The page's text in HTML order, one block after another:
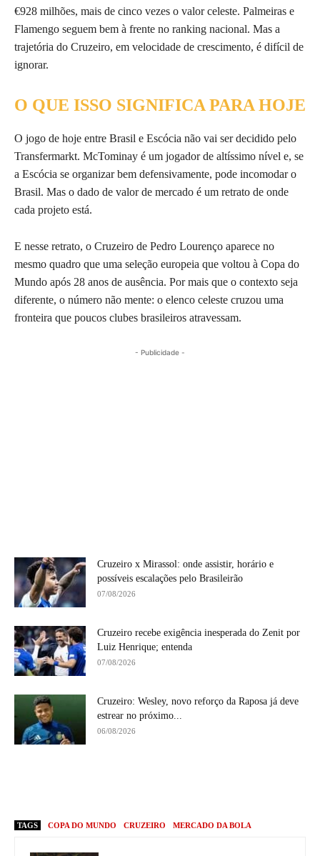
€928 milhões, mais de cinco vezes o valor celeste. Palmeiras e
Flamengo seguem bem à frente no ranking nacional. Mas a
trajetória do Cruzeiro, em velocidade de crescimento, é difícil de
ignorar.
O QUE ISSO SIGNIFICA PARA HOJE
O jogo de hoje entre Brasil e Escócia não vai ser decidido pelo
Transfermarkt. McTominay é um jogador de altíssimo nível e, se
a Escócia se organizar bem defensivamente, pode incomodar o
Brasil. Mas o dado de valor de mercado é um retrato de onde
cada projeto está.
E nesse retrato, o Cruzeiro de Pedro Lourenço aparece no
mesmo quadro que uma seleção europeia que voltou à Copa do
Mundo após 28 anos de ausência. Por mais que o contexto seja
diferente, o número não mente: o elenco celeste cruzou uma
fronteira que poucos clubes brasileiros atravessam.
- Publicidade -
Cruzeiro x Mirassol: onde assistir, horário e
possíveis escalações pelo Brasileirão
07/08/2026
Cruzeiro recebe exigência inesperada do Zenit por
Luiz Henrique; entenda
07/08/2026
Cruzeiro: Wesley, novo reforço da Raposa já deve
estrear no próximo...
06/08/2026
TAGS COPA DO MUNDO CRUZEIRO MERCADO DA BOLA